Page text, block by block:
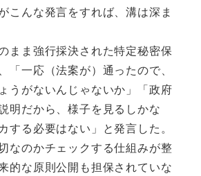
こんな発言をすれば、溝は深ま
まま強行採決された特定秘密保
「一応（法案が）通ったので、
うがないんじゃないか」「政府
明だから、様子を見るしかな
する必要はない」と発言した。
なのかチェックする仕組みが整
的な原則公開も担保されていな